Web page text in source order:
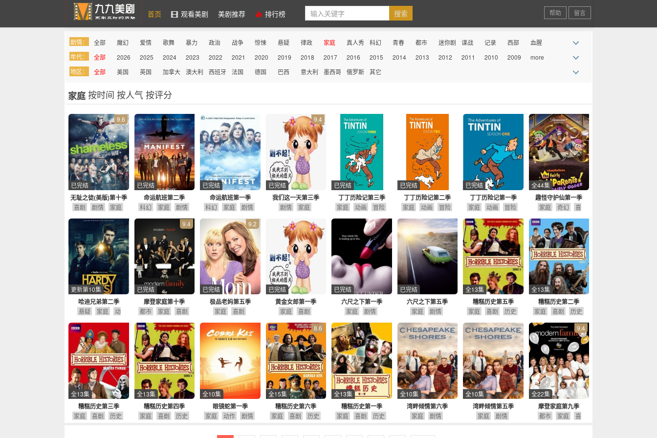
九九美剧
首页 观看美剧 美剧推荐 排行榜 帮助 留言
剧情： 全部 魔幻 爱情 歌舞 暴力 政治 战争 惊悚 悬疑 律政 家庭 真人秀 科幻 青春 都市 迷你剧 谍战 记录 西部 血腥
罪案 综艺 奇幻 喜剧 吸血鬼 同性 史诗 古装 历史 医务 动画 动作 剧情 冒险 传记 丧尸
情景喜
年代： 全部 2026 2025 2024 2023 2022 2021 2020 2019 2018 2017 2016 2015 2014 2013 2012 2011 2010 2009
more
地区：
全部 美国 英国 加拿大
澳大利
西班牙 法国 德国 巴西 意大利 墨西哥 俄罗斯 其它
家庭按时间 按人气 按评分
无耻之徒(美版)第十季
9.6
已完结
喜剧 剧情 家庭
命运航班第二季
已完结
科幻 家庭 剧情
命运航班第一季
已完结
科幻 家庭 剧情
我们这一天第三季
9.4
已完结
剧情 家庭
丁丁历险记第三季
已完结
家庭 动画 冒险
丁丁历险记第二季
已完结
家庭 动画 冒险
丁丁历险记第一季
已完结
家庭 动画 冒险
趣怪守护仙第一季
全44集
家庭 奇幻
喜
剧
剧情
哈迪兄弟第二季
更新第10集
悬疑 家庭
动
作
剧情
摩登家庭第十季
9.4
已完结
都市 家庭 喜剧
极品老妈第五季
9.2
已完结
家庭 喜剧
黄金女郎第一季
已完结
家庭 喜剧
六尺之下第一季
已完结
家庭 剧情
六尺之下第五季
已完结
家庭 剧情
糟糕历史第五季
全13集
家庭 喜剧 历史
糟糕历史第二季
全13集
家庭 喜剧 历史
糟糕历史第三季
全13集
家庭 喜剧 历史
糟糕历史第四季
全13集
家庭 喜剧 历史
眼镜蛇第一季
全10集
家庭 动作 剧情
糟糕历史第六季
8.6
全15集
家庭 喜剧 历史
糟糕历史第一季
全13集
家庭 喜剧 历史
湾畔倾情第六季
全10集
家庭 剧情
湾畔倾情第五季
全10集
家庭 剧情
摩登家庭第九季
9.4
全22集
都市 家庭
喜